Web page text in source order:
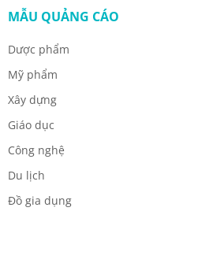
MẪU QUẢNG CÁO
Dược phẩm
Mỹ phẩm
Xây dựng
Giáo dục
Công nghệ
Du lịch
Đồ gia dụng